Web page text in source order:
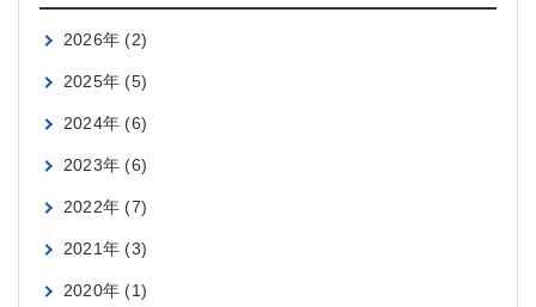
2026年 (2)
2025年 (5)
2024年 (6)
2023年 (6)
2022年 (7)
2021年 (3)
2020年 (1)